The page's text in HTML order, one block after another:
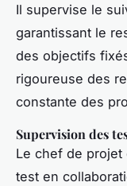
Il supervise le
garantissant le
des objectifs
rigoureuse des
constante des
Supervision des
Le chef de projet
test en